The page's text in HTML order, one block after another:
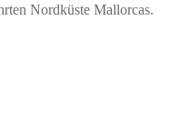
Nordküste Mallorcas.